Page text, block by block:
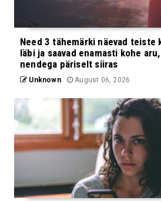
Need 3 tähemärki näevad teiste
läbi ja saavad enamasti kohe
nendega päriselt siiras
Unknown August 06, 2026